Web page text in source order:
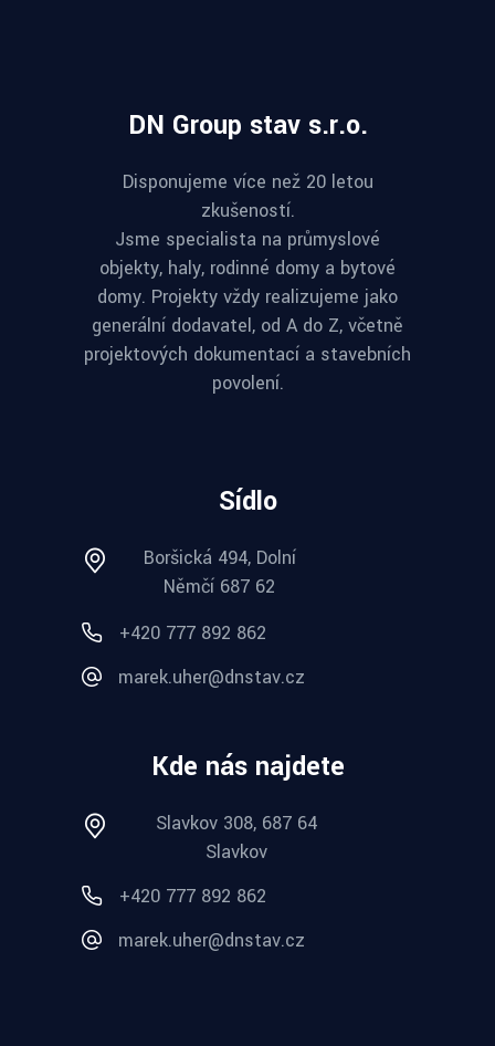
DN Group stav s.r.o.
Disponujeme více než 20 letou
zkušeností.
Jsme specialista na průmyslové
objekty, haly, rodinné domy a bytové
domy. Projekty vždy realizujeme jako
generální dodavatel, od A do Z, včetně
projektových dokumentací a stavebních
povolení.
Sídlo
Boršická 494, Dolní
Němčí 687 62
+420 777 892 862
marek.uher@dnstav.cz
Kde nás najdete
Slavkov 308, 687 64
Slavkov
+420 777 892 862
marek.uher@dnstav.cz